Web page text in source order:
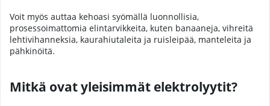
Voit myös auttaa kehoasi syömällä luonnollisia,
prosessoimattomia elintarvikkeita, kuten banaaneja, vihreitä
lehtivihanneksia, kaurahiutaleita ja ruisleipää, manteleita ja
pähkinöitä.
Mitkä ovat yleisimmät elektrolyytit?